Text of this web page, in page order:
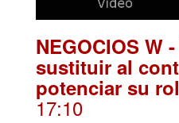
NEGOCIOS W
sustituir al
potenciar su
17:10